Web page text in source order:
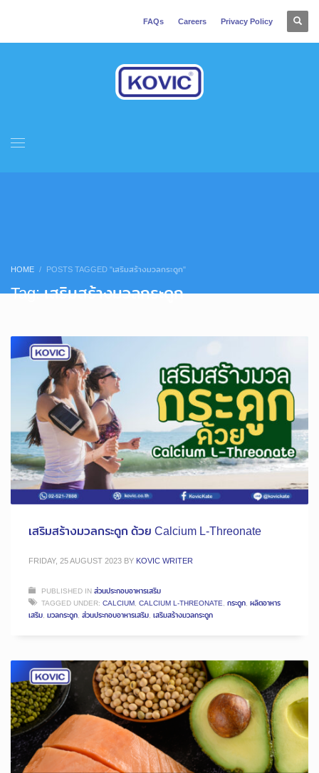
FAQs Careers Privacy Policy
HOME POSTS TAGGED "เสริมสร้างมวลกระดูก"
Tag: เสริมสร้างมวลกระดูก
เสริมสร้างมวลกระดูก ด้วย Calcium L-Threonate
FRIDAY, 25 AUGUST 2023 BY KOVIC WRITER
PUBLISHED INส่วนประกอบอาหารเสริม
TAGGED UNDER: CALCIUM, CALCIUM L-THREONATE, กระดูก, ผลิตอาหาร
เสริม, มวลกระดูก, ส่วนประกอบอาหารเสริม, เสริมสร้างมวลกระดูก